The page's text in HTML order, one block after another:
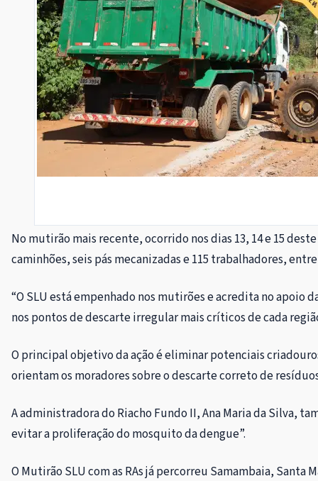
No mutirão mais recente, ocorrido nos dias 13, 14 e 15
caminhões, seis pás mecanizadas e 115 trabalhadores,
“O SLU está empenhado nos mutirões e acredita no apoio
nos pontos de descarte irregular mais críticos de cada
O principal objetivo da ação é eliminar potenciais
orientam os moradores sobre o descarte correto de
A administradora do Riacho Fundo II, Ana Maria da Silva,
evitar a proliferação do mosquito da dengue”.
O Mutirão SLU com as RAs já percorreu Samambaia, Santa